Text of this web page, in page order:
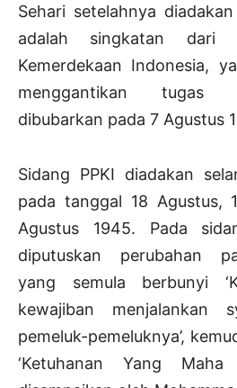
Sehari setelahnya
adalah singkatan dari
Kemerdekaan Indonesia,
menggantikan tugas
dibubarkan pada 7 Agustus
Sidang PPKI diadakan
pada tanggal 18 Agustus,
Agustus 1945. Pada
diputuskan perubahan
yang semula berbunyi
kewajiban menjalankan
pemeluk-pemeluknya’,
‘Ketuhanan Yang